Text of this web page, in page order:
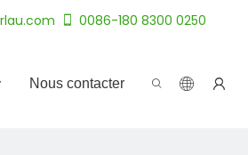
0086-180 8300 0250
Nous contacter